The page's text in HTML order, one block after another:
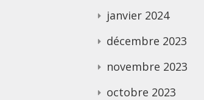
janvier 2024
décembre 2023
novembre 2023
octobre 2023